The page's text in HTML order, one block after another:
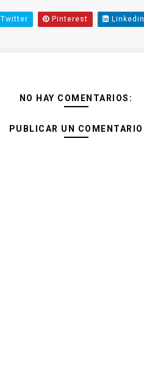
Twitter Pinterest Linkedin
NO HAY COMENTARIOS:
PUBLICAR UN COMENTARIO